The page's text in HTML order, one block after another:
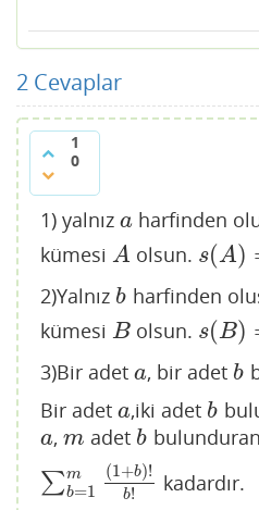
2 Cevaplar
1
0
1) yalnız a
a harfinden
kümesi A
A olsun. s(A)
s(A)=n (
2)Yalnız b
b harfinden
kümesi B
B olsun. s(B)
s(B)=
3)Bir adet a
a, bir adet b
b
Bir adet a
a,iki adet b
b
a
a,m
m adet b
b
∑m
b=1
(1 +b)!
b!
∑b=1 m (1+b)! b!
kadardır.